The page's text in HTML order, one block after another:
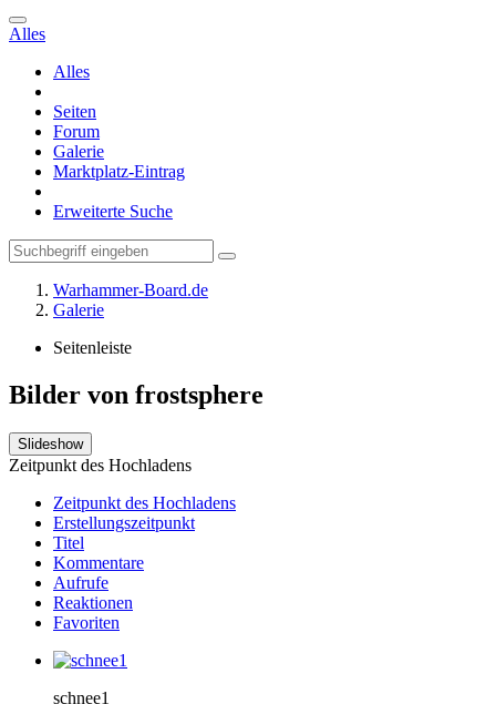
Alles
Alles
Seiten
Forum
Galerie
Marktplatz-Eintrag
Erweiterte Suche
Warhammer-Board.de
Galerie
Seitenleiste
Bilder von frostsphere
Slideshow
Zeitpunkt des Hochladens
Zeitpunkt des Hochladens
Erstellungszeitpunkt
Titel
Kommentare
Aufrufe
Reaktionen
Favoriten
schnee1